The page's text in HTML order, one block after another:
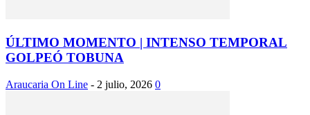
ÚLTIMO MOMENTO | INTENSO TEMPORAL
GOLPEÓ TOBUNA
Araucaria On Line - 2 julio, 2026 0